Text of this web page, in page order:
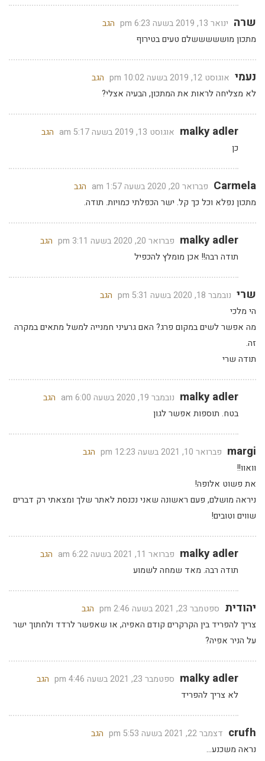
שרה ינואר 13, 2019 בשעה 6:23 pm
הגב
מתכון מושששששלם טעים בטירוף
נעמי אוגוסט 12, 2019 בשעה 10:02 pm
הגב
לא מצליחה לראות את המתכון, הבעיה אצלי?
malky adler אוגוסט 13, 2019 בשעה 5:17 am
הגב
כן
Carmela פברואר 20, 2020 בשעה 1:57 am
הגב
מתכון נפלא וכל כך קל. ישר הכפלתי כמויות. תודה.
malky adler פברואר 20, 2020 בשעה 3:11 pm
הגב
תודה רבה!! אכן מומלץ להכפיל
שרי נובמבר 18, 2020 בשעה 5:31 pm
הגב
הי מלכי
מה אפשר לשים במקום פרג? האם גרעיני חמנייה למשל מתאים במקרה
זה.
תודה שרי
malky adler נובמבר 19, 2020 בשעה 6:00 am
הגב
בטח. תוספות אפשר לגון
margi פברואר 10, 2021 בשעה 12:23 pm
הגב
וואוו!!
את פשוט אלופה!
ניראה מושלם, פעם ראשונה שאני נכנסת לאתר שלך ומצאתי רק דברים
שווים וטובים!
malky adler פברואר 11, 2021 בשעה 6:22 am
הגב
תודה רבה. מאד שמחה לשמוע
יהודית ספטמבר 23, 2021 בשעה 2:46 pm
הגב
צריך להפריד בין הקרקרים קודם האפיה, או שאפשר לרדד ולחתוך ישר
על הניר אפיה?
malky adler ספטמבר 23, 2021 בשעה 4:46 pm
הגב
לא צריך להפריד
crufh דצמבר 22, 2021 בשעה 5:53 pm
הגב
נראה משכנע…